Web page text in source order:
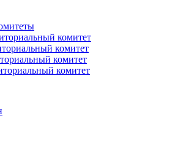
комитет
комитет
комитет
комитет